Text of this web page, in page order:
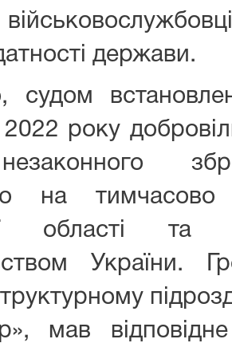
держави.
судом
року
на тимчасово
області та
України.
мав